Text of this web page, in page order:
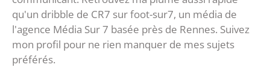
qu'un dribble de CR7 sur foot-sur7, un média de
l'agence Média Sur 7 basée près de Rennes. Suivez
mon profil pour ne rien manquer de mes sujets
préférés.